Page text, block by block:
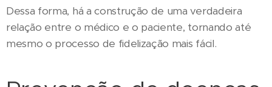
Dessa forma, há a construção de uma verdadeira
relação entre o médico e o paciente, tornando até
mesmo o processo de fidelização mais fácil.